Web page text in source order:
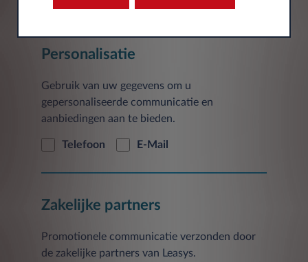
Personalisatie
Gebruik van uw gegevens om u
gepersonaliseerde communicatie en
aanbiedingen aan te bieden.
Telefoon E-Mail
Zakelijke partners
Promotionele communicatie verzonden door
de zakelijke partners van Leasys.